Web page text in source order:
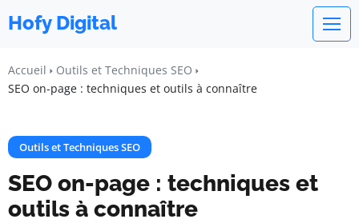
Hofy Digital
Accueil
Outils et Techniques SEO
SEO on-page : techniques et outils à connaître
Outils et Techniques SEO
SEO on-page : techniques et
outils à connaître